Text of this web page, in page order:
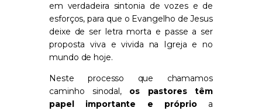
em verdadeira sintonia de vozes e de
esforços, para que o Evangelho de Jesus
deixe de ser letra morta e passe a ser
proposta viva e vivida na Igreja e no
mundo de hoje.
Neste processo que chamamos
caminho sinodal, os pastores têm
papel importante e próprioa